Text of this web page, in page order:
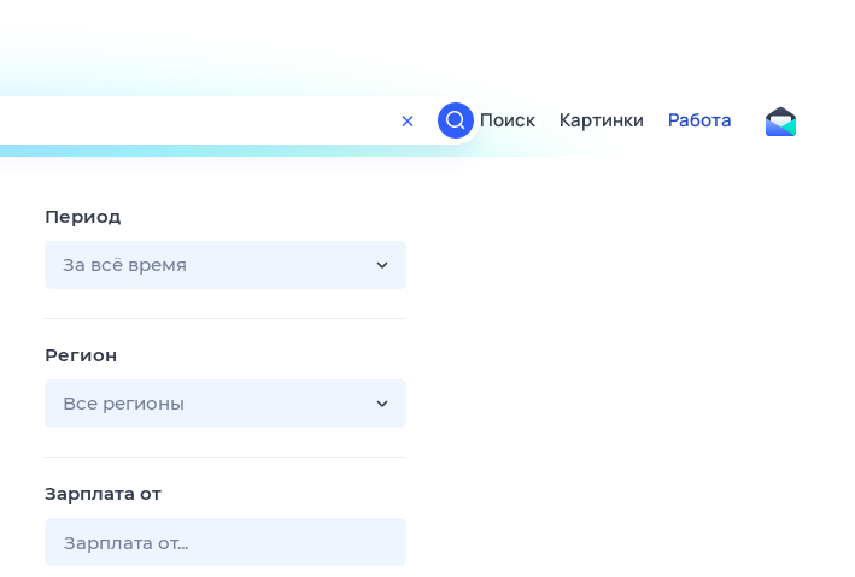
Поиск
ТВ-программа
Поиск Картинки Работа
Период
За всё время
Регион
Все регионы
Зарплата от